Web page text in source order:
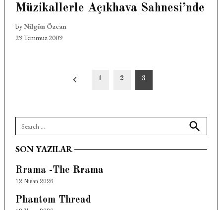
Müzikallerle Açıkhava Sahnesi’nde
byNilgün Özcan
29 Temmuz 2009
1 2 3
for:
Search
SON YAZILAR
Rrama -The Rrama
12 Nisan 2026
Phantom Thread